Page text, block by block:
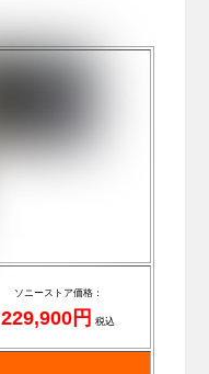
ソニーストア価格：
229,900円 税込